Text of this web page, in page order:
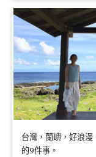
台灣，蘭嶼，好浪
的9件事。